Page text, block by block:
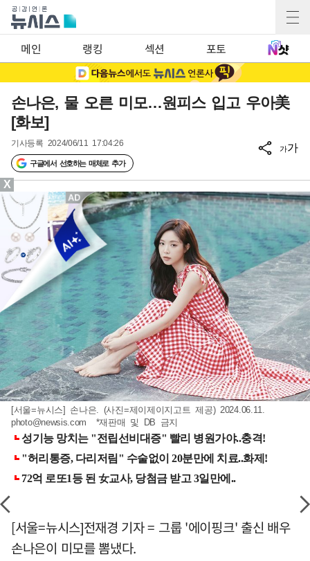
메인 랭킹 섹션 포토
손나은, 물 오른 미모…원피스 입고 우아美
[화보]
기사등록 2024/06/11 17:04:26
구글에서 선호하는 매체로 추가
가가
[서울=뉴시스] 손나은. (사진=제이제이지고트 제공) 2024.06.11.
photo@newsis.com *재판매 및 DB 금지
[서울=뉴시스]전재경 기자 = 그룹 '에이핑크' 출신 배우
손나은이 미모를 뽐냈다.
X